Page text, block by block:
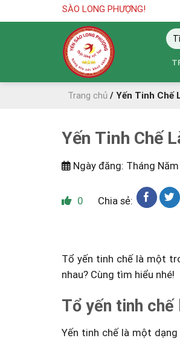
to
Tìm
Trang chủ / Yến Tinh Chế
Yến Tinh Chế
Ngày đăng: Tháng
0 Chia sẻ:
Tổ yến tinh chế là một
nhau? Cùng tìm hiểu nhé!
Tổ yến tinh chế
Yến tinh chế là một